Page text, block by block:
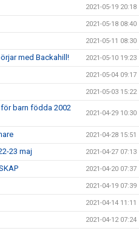
2021-05-19 20:18
2021-05-18 08:40
2021-05-11 08:30
med Backahill! 2021-05-10 19:23
2021-05-04 09:17
2021-05-03 15:22
barn födda 2002
2021-04-29 10:30
2021-04-28 15:51
23 maj 2021-04-27 07:13
2021-04-20 07:37
2021-04-19 07:39
2021-04-14 11:11
2021-04-12 07:24